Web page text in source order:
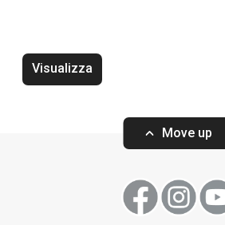
Visualizza
Move up